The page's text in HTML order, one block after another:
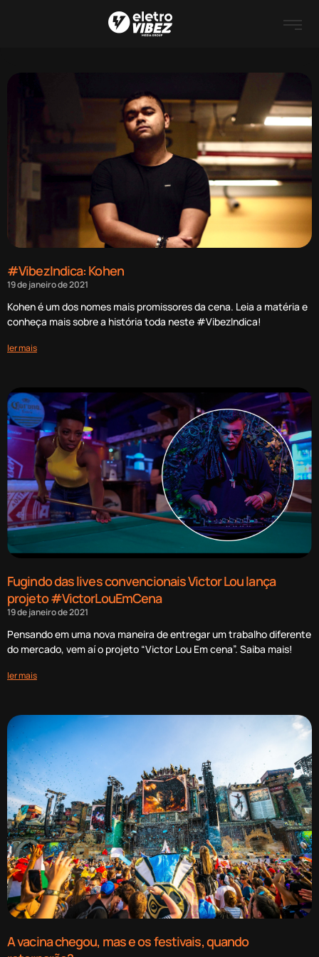
#VibezIndica: Kohen
19 de janeiro de 2021
Kohen é um dos nomes mais promissores da cena. Leia a matéria e
conheça mais sobre a história toda neste #VibezIndica!
ler mais
Fugindo das lives convencionais Victor Lou lança
projeto #VictorLouEmCena
19 de janeiro de 2021
Pensando em uma nova maneira de entregar um trabalho diferente
do mercado, vem aí o projeto “Victor Lou Em cena”. Saiba mais!
ler mais
A vacina chegou, mas e os festivais, quando